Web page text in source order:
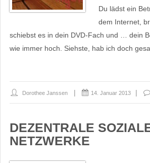
Du lädst ein
dem Internet,
schiebst es in dein DVD-Fach und … dein
wie immer hoch. Siehste, hab ich doch
Dorothee Janssen 14. Januar 2013
DEZENTRALE
NETZWERKE